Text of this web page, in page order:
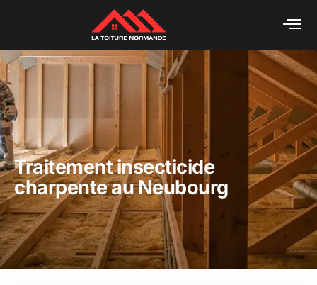
Traitement insecticide
charpente au Neubourg